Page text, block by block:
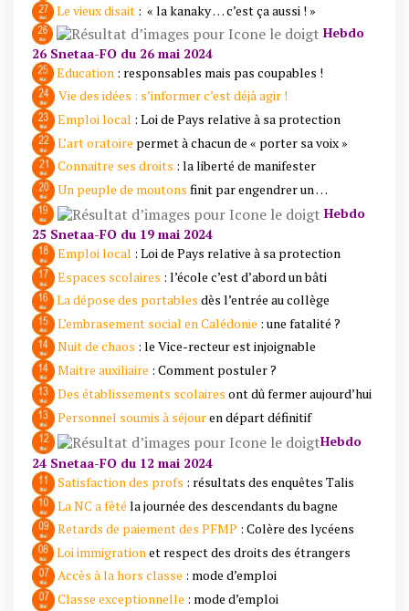
Le vieux disait : « la kanaky … c’est ça aussi ! »
Hebdo
26 Snetaa-FO du 26 mai 2024
Education : responsables mais pas coupables !
Vie des idées : s’informer c’est déjà agir !
Emploi local : Loi de Pays relative à sa protection
L’art oratoire permet à chacun de « porter sa voix »
Connaitre ses droits : la liberté de manifester
Un peuple de moutons finit par engendrer un …
Hebdo
25 Snetaa-FO du 19 mai 2024
Emploi local : Loi de Pays relative à sa protection
Espaces scolaires : l’école c’est d’abord un bâti
La dépose des portables dès l’entrée au collège
L’embrasement social en Calédonie : une fatalité ?
Nuit de chaos : le Vice-recteur est injoignable
Maitre auxiliaire : Comment postuler ?
Des établissements scolaires ont dû fermer aujourd’hui
Personnel soumis à séjouren départ définitif
Hebdo
24 Snetaa-FO du 12 mai 2024
Satisfaction des profs : résultats des enquêtes Talis
La NC a fêté la journée des descendants du bagne
Retards de paiement des PFMP : Colère des lycéens
Loi immigration et respect des droits des étrangers
Accès à la hors classe : mode d’emploi
Classe exceptionnelle : mode d’emploi